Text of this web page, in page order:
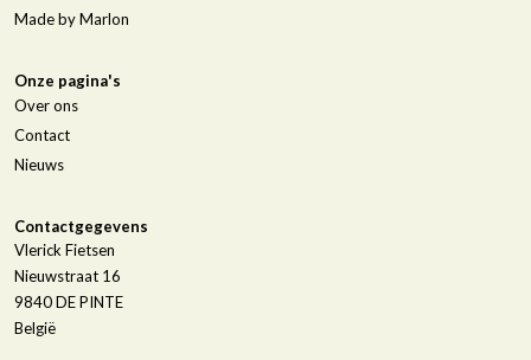
Made by Marlon
Onze pagina's
Over ons
Contact
Nieuws
Contactgegevens
Vlerick Fietsen
Nieuwstraat 16
9840DE PINTE
België